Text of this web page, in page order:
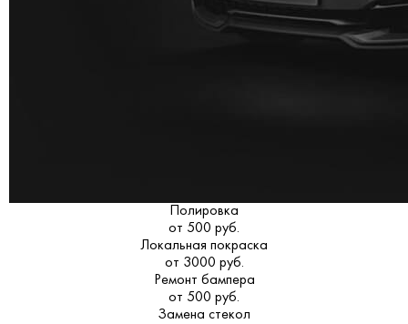
Полировка
от 500 руб.
Локальная покраска
от 3000 руб.
Ремонт бампера
от 500 руб.
Замена стекол